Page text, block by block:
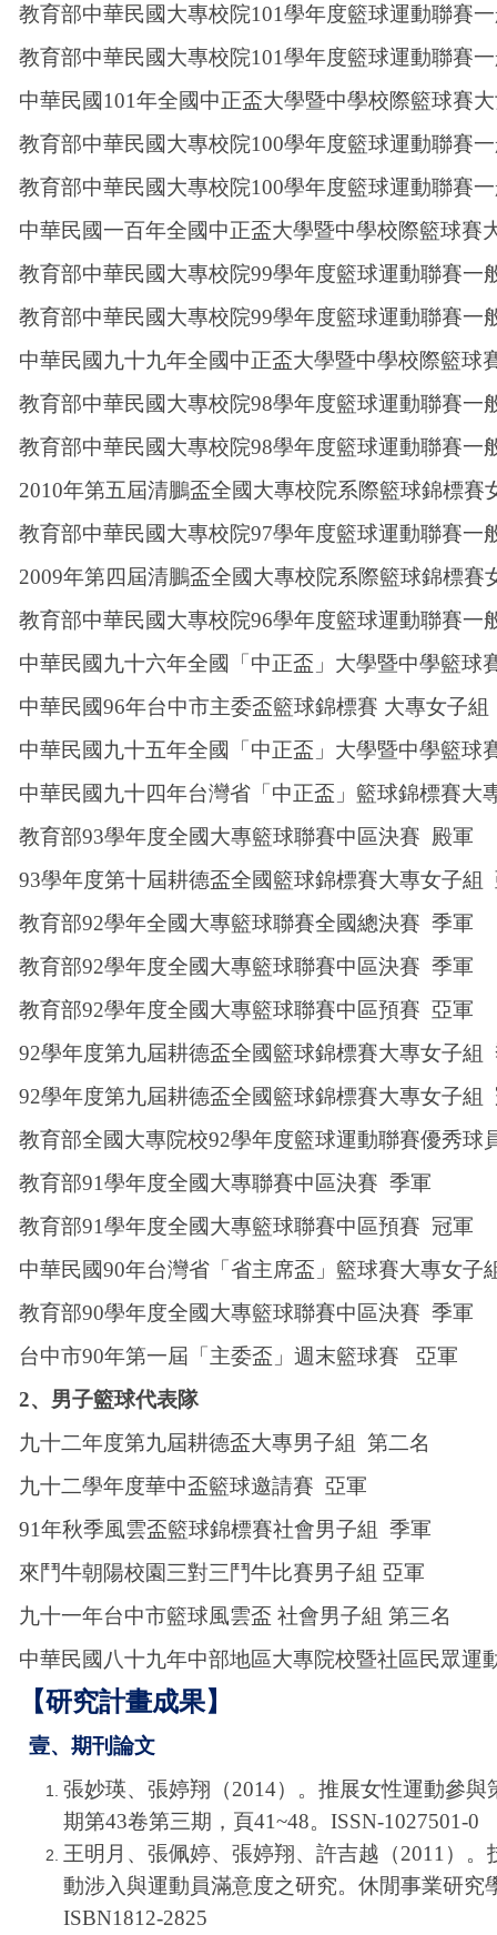
教育部中華民國大專校院101學年度籃球運動聯賽
教育部中華民國大專校院101學年度籃球運動聯賽
中華民國101年全國中正盃大學暨中學校際籃球賽
教育部中華民國大專校院100學年度籃球運動聯賽
教育部中華民國大專校院100學年度籃球運動聯賽
中華民國一百年全國中正盃大學暨中學校際籃球賽
教育部中華民國大專校院99學年度籃球運動聯賽一
教育部中華民國大專校院99學年度籃球運動聯賽一
中華民國九十九年全國中正盃大學暨中學校際籃球
教育部中華民國大專校院98學年度籃球運動聯賽一
教育部中華民國大專校院98學年度籃球運動聯賽一
2010年第五屆清鵬盃全國大專校院系際籃球錦標賽
教育部中華民國大專校院97學年度籃球運動聯賽一
2009年第四屆清鵬盃全國大專校院系際籃球錦標賽
教育部中華民國大專校院96學年度籃球運動聯賽一
中華民國九十六年全國「中正盃」大學暨中學籃球
中華民國96年台中市主委盃籃球錦標賽 大專女子
中華民國九十五年全國「中正盃」大學暨中學籃球
中華民國九十四年台灣省「中正盃」籃球錦標賽大
教育部93學年度全國大專籃球聯賽中區決賽 殿軍
93學年度第十屆耕德盃全國籃球錦標賽大專女子組
教育部92學年全國大專籃球聯賽全國總決賽 季軍
教育部92學年度全國大專籃球聯賽中區決賽 季軍
教育部92學年度全國大專籃球聯賽中區預賽 亞軍
92學年度第九屆耕德盃全國籃球錦標賽大專女子組
92學年度第九屆耕德盃全國籃球錦標賽大專女子組
教育部全國大專院校92學年度籃球運動聯賽優秀球
教育部91學年度全國大專聯賽中區決賽 季軍
教育部91學年度全國大專籃球聯賽中區預賽 冠軍
中華民國90年台灣省「省主席盃」籃球賽大專女子
教育部90學年度全國大專籃球聯賽中區決賽 季軍
台中市90年第一屆「主委盃」週末籃球賽 亞軍
2、男子籃球代表隊
九十二年度第九屆耕德盃大專男子組 第二名
九十二學年度華中盃籃球邀請賽 亞軍
91年秋季風雲盃籃球錦標賽社會男子組 季軍
來鬥牛朝陽校園三對三鬥牛比賽男子組 亞軍
九十一年台中市籃球風雲盃 社會男子組 第三名
中華民國八十九年中部地區大專院校暨社區民眾
【研究計畫成果】
壹、期刊論文
張妙瑛、張婷翔（2014）。推展女性運動參
期第43卷第三期，頁41~48。ISSN-1027501-0
王明月、張佩婷、張婷翔、許吉越（2011）
動涉入與運動員滿意度之研究。休閒事業研究
ISBN1812-2825